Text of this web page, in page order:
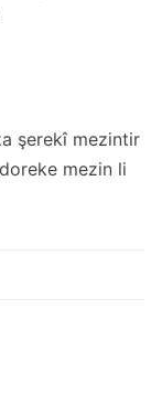
şerekî mezintir
mezin li